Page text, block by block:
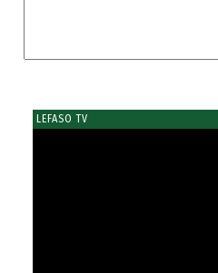
LEFASO TV